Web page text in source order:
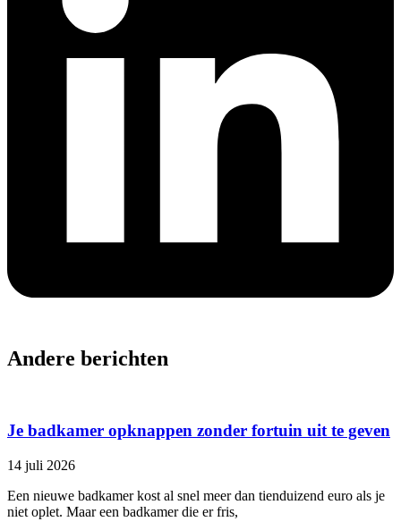
Andere berichten
Je badkamer opknappen zonder fortuin uit te geven
14 juli 2026
Een nieuwe badkamer kost al snel meer dan tienduizend euro als je
niet oplet. Maar een badkamer die er fris,